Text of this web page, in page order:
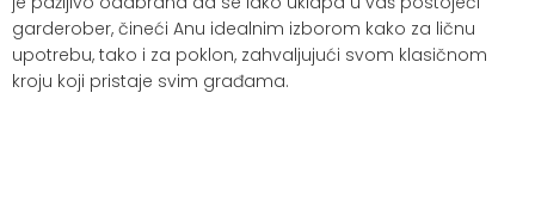
garderober, čineći Anu idealnim izborom kako za ličnu
upotrebu, tako i za poklon, zahvaljujući svom klasičnom
kroju koji pristaje svim građama.